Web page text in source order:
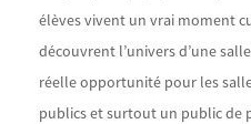
élèves vivent un vrai moment
découvrent l’univers d’une
réelle opportunité pour les
publics et surtout un public de